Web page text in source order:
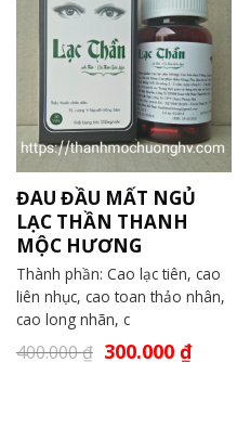
ĐAU ĐẦU MẤT NGỦ
LẠC THẦN THANH
MỘC HƯƠNG
Thành phần: Cao lạc tiên, cao
liên nhục, cao toan thảo nhân,
cao long nhãn, c
400.000₫ 300.000 ₫